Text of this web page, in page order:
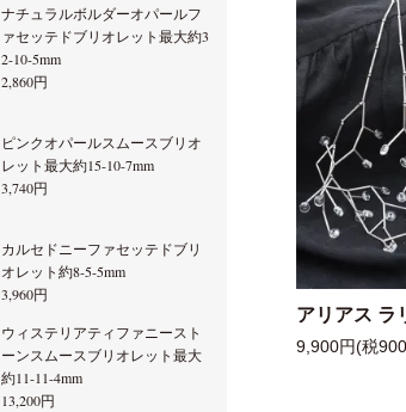
アリアス ラ
9,900円(税
ナチュラルボルダーオパールフ
ァセッテドブリオレット最大約3
2-10-5mm
2,860円
ピンクオパールスムースブリオ
レット最大約15-10-7mm
3,740円
カルセドニーファセッテドブリ
オレット約8-5-5mm
3,960円
ウィステリアティファニースト
ーンスムースブリオレット最大
約11-11-4mm
13,200円